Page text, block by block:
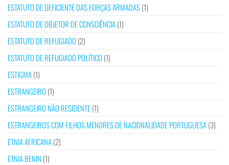
ESTATUTO DE DEFICIENTE DAS FORÇAS ARMADAS(1)
ESTATUTO DE OBJETOR DE CONSCIÊNCIA(1)
ESTATUTO DE REFUGIADO (2)
ESTATUTO DE REFUGIADO POLÍTICO (1)
ESTIGMA(1)
ESTRANGEIRO (1)
ESTRANGEIRO NÃO RESIDENTE(1)
ESTRANGEIROS COM FILHOS MENORES DE NACIONALIDADE PORTUGUESA(3)
ETNIA AFRICANA(2)
ETNIA BENIN (1)